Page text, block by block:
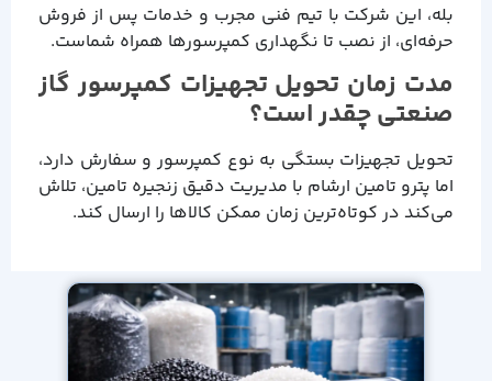
بله، این شرکت با تیم فنی مجرب و خدمات پس از فروش
حرفه‌ای، از نصب تا نگهداری کمپرسورها همراه شماست.
مدت زمان تحویل تجهیزات کمپرسور گاز
صنعتی چقدر است؟
تحویل تجهیزات بستگی به نوع کمپرسور و سفارش دارد،
اما پترو تامین ارشام با مدیریت دقیق زنجیره تامین، تلاش
می‌کند در کوتاه‌ترین زمان ممکن کالاها را ارسال کند.